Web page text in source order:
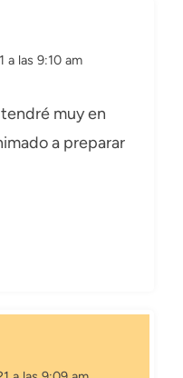
a las 9:10 am
muy en
a preparar